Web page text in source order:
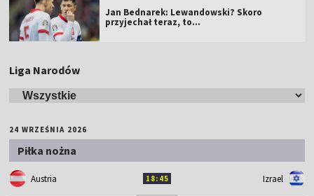
Jan Bednarek: Lewandowski? Skoro
przyjechał teraz, to…
Liga Narodów
24 WRZEŚNIA 2026
Piłka nożna
Austria 18:45 Izrael